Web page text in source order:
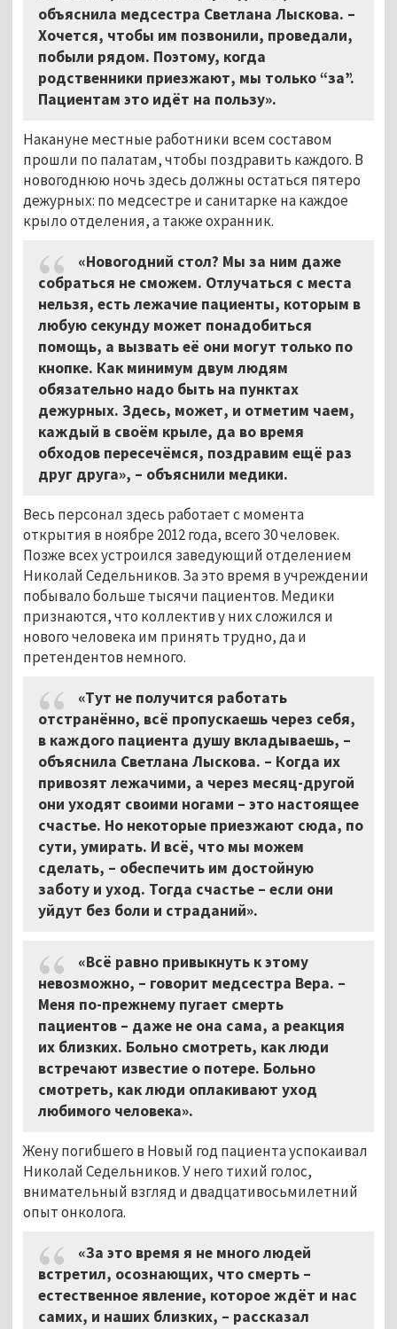
объяснила медсестра Светлана Лыскова. –
Хочется, чтобы им позвонили, проведали,
побыли рядом. Поэтому, когда
родственники приезжают, мы только “за”.
Пациентам это идёт на пользу».
Накануне местные работники всем составом
прошли по палатам, чтобы поздравить каждого. В
новогоднюю ночь здесь должны остаться пятеро
дежурных: по медсестре и санитарке на каждое
крыло отделения, а также охранник.
«Новогодний стол? Мы за ним даже
собраться не сможем. Отлучаться с места
нельзя, есть лежачие пациенты, которым в
любую секунду может понадобиться
помощь, а вызвать её они могут только по
кнопке. Как минимум двум людям
обязательно надо быть на пунктах
дежурных. Здесь, может, и отметим чаем,
каждый в своём крыле, да во время
обходов пересечёмся, поздравим ещё раз
друг друга», – объяснили медики.
Весь персонал здесь работает с момента
открытия в ноябре 2012 года, всего 30 человек.
Позже всех устроился заведующий отделением
Николай Седельников. За это время в учреждении
побывало больше тысячи пациентов. Медики
признаются, что коллектив у них сложился и
нового человека им принять трудно, да и
претендентов немного.
«Тут не получится работать
отстранённо, всё пропускаешь через себя,
в каждого пациента душу вкладываешь, –
объяснила Светлана Лыскова. – Когда их
привозят лежачими, а через месяц-другой
они уходят своими ногами – это настоящее
счастье. Но некоторые приезжают сюда, по
сути, умирать. И всё, что мы можем
сделать, – обеспечить им достойную
заботу и уход. Тогда счастье – если они
уйдут без боли и страданий».
«Всё равно привыкнуть к этому
невозможно, – говорит медсестра Вера. –
Меня по-прежнему пугает смерть
пациентов – даже не она сама, а реакция
их близких. Больно смотреть, как люди
встречают известие о потере. Больно
смотреть, как люди оплакивают уход
любимого человека».
Жену погибшего в Новый год пациента успокаивал
Николай Седельников. У него тихий голос,
внимательный взгляд и двадцативосьмилетний
опыт онколога.
«За это время я не много людей
встретил, осознающих, что смерть –
естественное явление, которое ждёт и нас
самих, и наших близких, – рассказал